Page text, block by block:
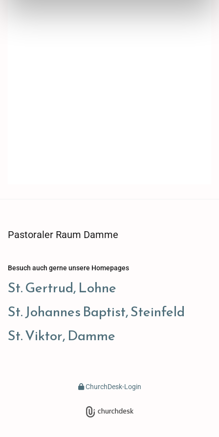
Pastoraler Raum Damme
Besuch auch gerne unsere Homepages
St. Gertrud, Lohne
St. Johannes Baptist, Steinfeld
St. Viktor, Damme
ChurchDesk-Login